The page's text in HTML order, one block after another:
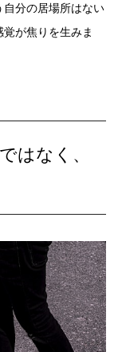
自分の居場所はない
が焦りを生みま
はなく、